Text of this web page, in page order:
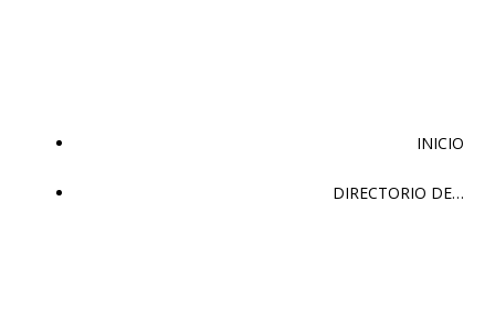
INICIO
DIRECTORIO DE…